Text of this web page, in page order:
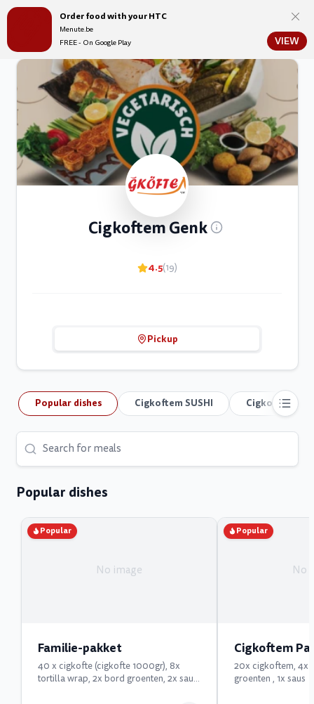
Order food with your HTC
Menute.be
FREE - On Google Play
VIEW
Menute.be
Cigkoftem Genk
4.5(19)
Pickup
Popular dishes Cigkoftem SUSHI Cigkoftem
Popular dishes
Popular
No image
Familie-pakket
40 x cigkofte (cigkofte 1000gr), 8x
tortilla wrap, 2x bord groenten, 2x saus,
Popular
No
Cigkoftem
20x cigkoftem, 4x
groenten , 1x saus